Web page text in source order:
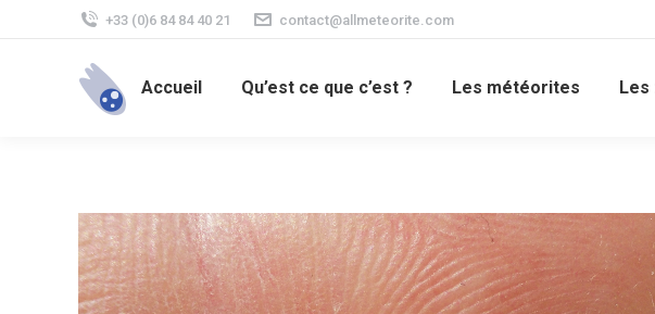
+33 (0)6 84 84 40 21 contact@allmeteorite.com
Accueil Qu’est ce que c’est ? Les météorites Les